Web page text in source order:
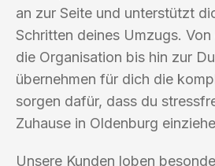
an zur Seite und unterstützt
Schritten deines Umzugs.
die Organisation bis hin zur
übernehmen für dich die
sorgen dafür, dass du
Zuhause in Oldenburg
Unsere Kunden loben